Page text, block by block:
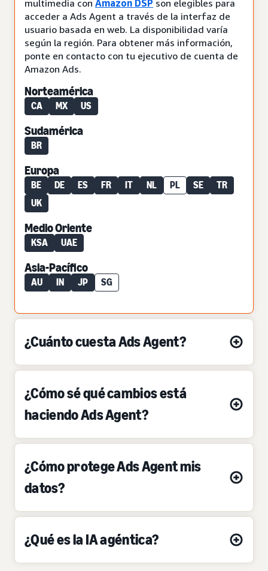
multimedia con Amazon DSP son elegibles para
acceder a Ads Agent a través de la interfaz de
usuario basada en web. La disponibilidad varía
según la región. Para obtener más información,
ponte en contacto con tu ejecutivo de cuenta de
Amazon Ads.
Norteamérica
CA MX US
Sudamérica
BR
Europa
BE DE ES FR IT NL PL SE
TR
UK
Medio Oriente
KSA UAE
Asia-Pacífico
AU IN JP SG
¿Cuánto cuesta Ads Agent?
¿Cómo sé qué cambios está
haciendo Ads Agent?
¿Cómo protege Ads Agent mis
datos?
¿Qué es la IA agéntica?